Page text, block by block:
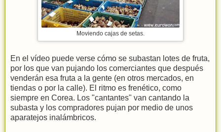
Moviendo cajas de setas.
En el vídeo puede verse cómo se subastan lotes de fruta,
por los que van pujando los comerciantes que después
venderán esa fruta a la gente (en otros mercados, en
tiendas o por la calle). El ritmo es frenético, como
siempre en Corea. Los "cantantes" van cantando la
subasta y los compradores pujan por medio de unos
aparatejos inalámbricos.